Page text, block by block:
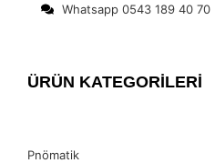
Whatsapp 0543 189 40 70
ÜRÜN KATEGORİLERİ
Pnömatik